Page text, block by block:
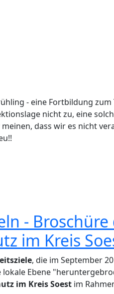
- eine Fortbildung
nicht zu, eine
dass wir es nicht
- Broschüre
im Kreis
, die im September
Ebene
im Kreis Soest im